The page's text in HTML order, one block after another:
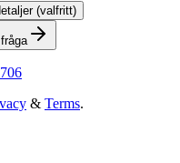
(valfritt)
& Terms.